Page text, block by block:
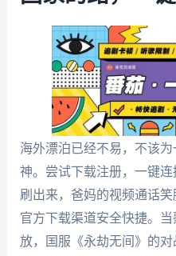
海外漂泊已经不易，不该
神。尝试下载注册，一键
刷出来，爸妈的视频通话
官方下载渠道安全快捷。
放，国服《永劫无间》的